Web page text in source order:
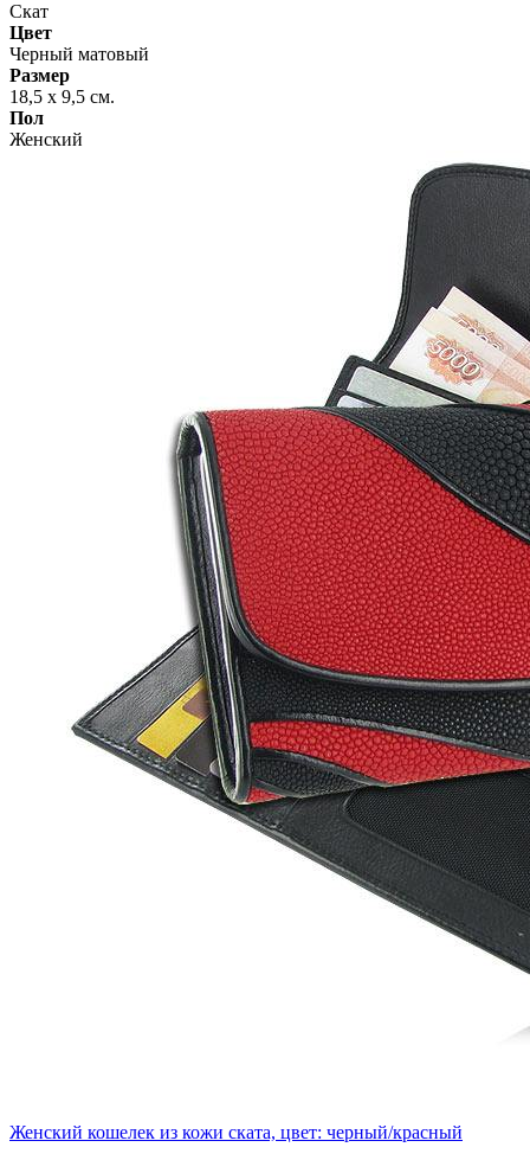
Скат
Цвет
Черный матовый
Размер
18,5 х 9,5 см.
Пол
Женский
Женский кошелек из кожи ската, цвет: черный/красный